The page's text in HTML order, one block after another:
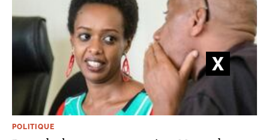
POLITIQUE